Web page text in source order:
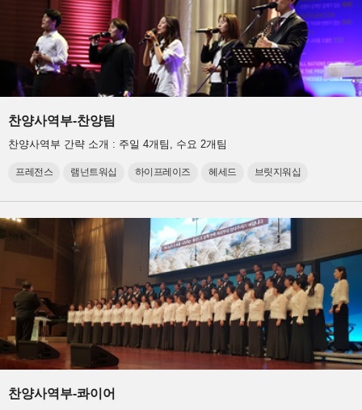
찬양사역부-찬양팀
찬양사역부 간략 소개 : 주일 4개팀, 수요 2개팀
프레전스 램넌트워십 하이프레이즈 헤세드 브릿지워십
찬양사역부-콰이어